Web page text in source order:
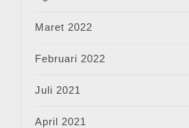
Maret 2022
Februari 2022
Juli 2021
April 2021